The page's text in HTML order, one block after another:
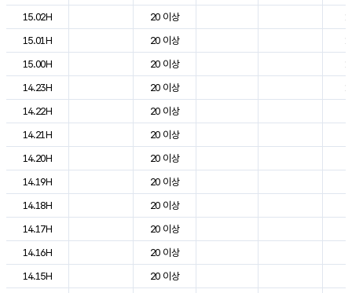
15.02H
20 이상
15.01H
20 이상
15.00H
20 이상
14.23H
20 이상
14.22H
20 이상
14.21H
20 이상
14.20H
20 이상
14.19H
20 이상
14.18H
20 이상
14.17H
20 이상
14.16H
20 이상
14.15H
20 이상